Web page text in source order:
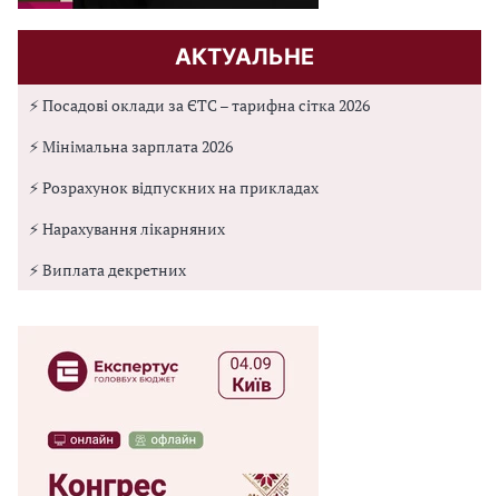
АКТУАЛЬНЕ
⚡ Посадові оклади за ЄТС – тарифна сітка 2026
⚡ Мінімальна зарплата 2026
⚡ Розрахунок відпускних на прикладах
⚡ Нарахування лікарняних
⚡ Виплата декретних